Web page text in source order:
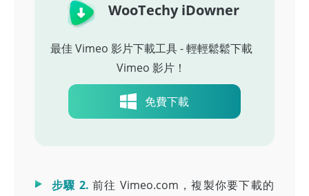
WooTechy iDowner
最佳 Vimeo 影片下載工具 - 輕輕鬆鬆下載
Vimeo 影片！
免費下載
步驟 2. 前往 Vimeo.com，複製你要下載的